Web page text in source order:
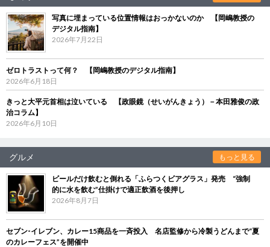
写真に埋まっている位置情報はおっかないのか 【岡嶋教授の
デジタル指南】
2026年7月22日
ゼロトラストって何？ 【岡嶋教授のデジタル指南】
2026年6月18日
きっと大平元首相は泣いている 【政眼鏡（せいがんきょう）－本田雅俊の政
治コラム】
2026年6月10日
グルメ もっと見る
ビールだけ飲むと倒れる「ふらつくビアグラス」発売 “強制
的に水を飲む”仕掛けで適正飲酒を後押し
2026年8月7日
セブン‐イレブン、カレー15商品を一斉投入 名店監修から冷製うどんまで“夏
のカレーフェス”を開催中